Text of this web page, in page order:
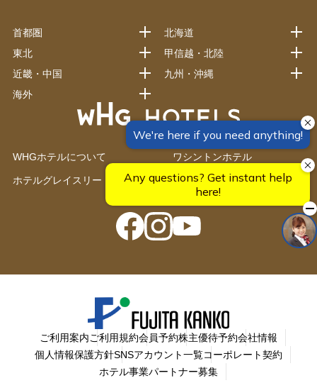
WHGホテルについて ワシントンホテル
ホテルグレイスリー 藤田観光グループ施設一覧
首都圏
北海道
東北
甲信越・北陸
近畿・中国
九州・沖縄
海外
ご利用案内ご利用規約会員予約株主優待予約会社情報
個人情報保護方針SNSアカウント一覧コーポレート契約
ホテル事業パートナー募集